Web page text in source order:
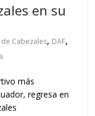
en su
Cabezales, DAF,
más
regresa en